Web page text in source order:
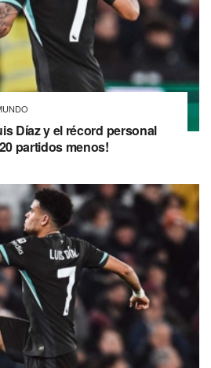
Díaz y el récord personal
partidos menos!